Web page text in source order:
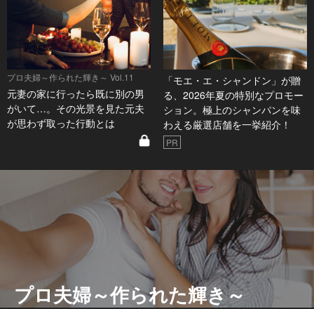
プロ夫婦～作られた輝き～ Vol.11
元妻の家に行ったら既に別の男
がいて…。その光景を見た元夫
が思わず取った行動とは
「モエ・エ・シャンドン」が贈
る、2026年夏の特別なプロモー
ション。極上のシャンパンを味
わえる厳選店舗を一挙紹介！
PR
プロ夫婦～作られた輝き～